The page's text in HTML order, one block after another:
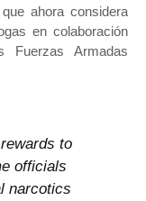
ahora considera
en colaboración
Fuerzas Armadas
to
officials
narcotics